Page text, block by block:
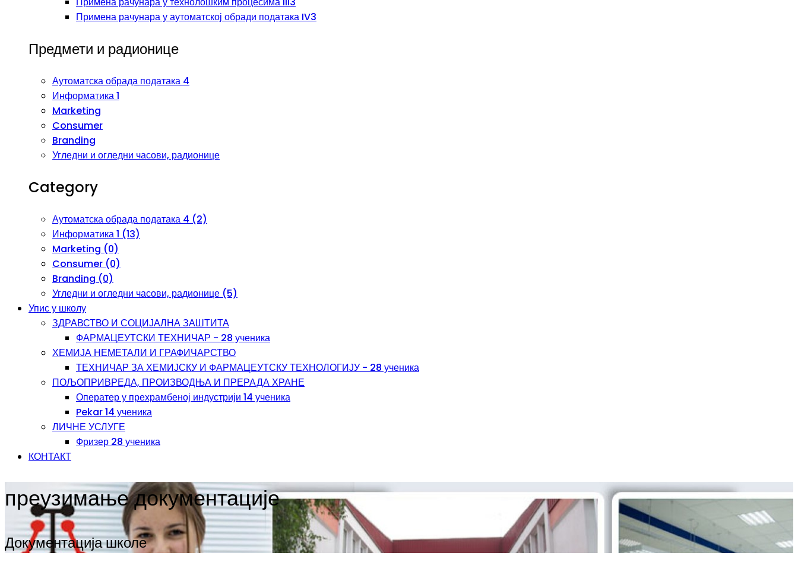
Примена рачунара у аутоматској обради података IV3
Предмети и радионице
Аутоматска обрада података 4
Информатика 1
Marketing
Consumer
Branding
Угледни и огледни часови, радионице
Category
Аутоматска обрада података 4 (2)
Информатика 1 (13)
Marketing (0)
Consumer (0)
Branding (0)
Угледни и огледни часови, радионице (5)
Упис у школу
ЗДРАВСТВО И СОЦИЈАЛНА ЗАШТИТА
ФАРМАЦЕУТСКИ ТЕХНИЧАР - 28 ученика
ХЕМИЈА НЕМЕТАЛИ И ГРАФИЧАРСТВО
ТЕХНИЧАР ЗА ХЕМИЈСКУ И ФАРМАЦЕУТСКУ ТЕХНОЛОГИЈУ - 28 ученика
ПОЉОПРИВРЕДА, ПРОИЗВОДЊА И ПРЕРАДА ХРАНЕ
Оператер у прехрамбеној индустрији 14 ученика
Pekar 14 ученика
ЛИЧНЕ УСЛУГЕ
Фризер 28 ученика
КОНТАКТ
преузимање документације
Документација школе